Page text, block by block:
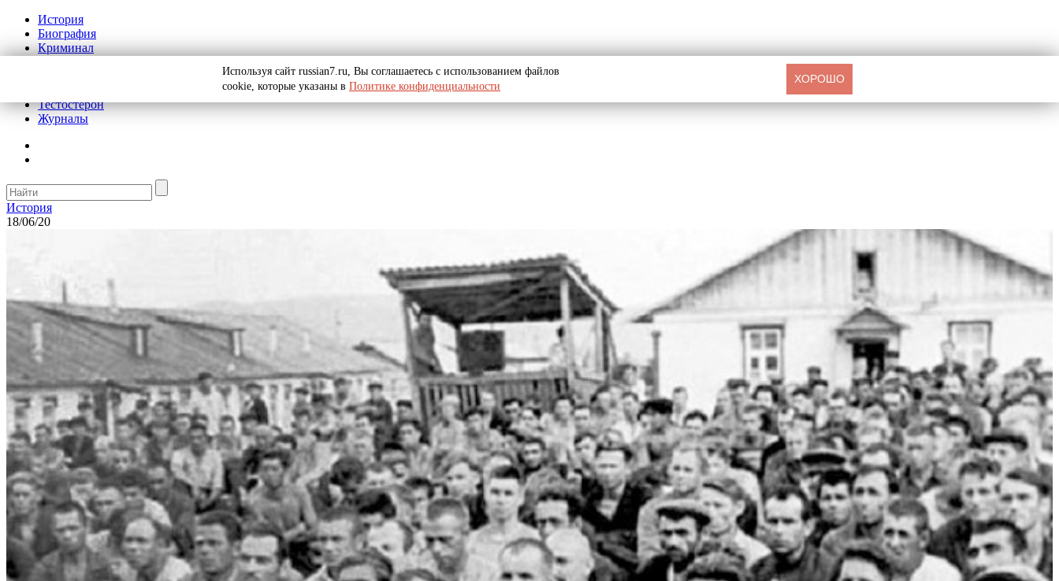
История
Биография
Криминал
Тестостерон
Журналы
История
18/06/20
Используя сайт russian7.ru, Вы соглашаетесь с использованием файлов
cookie, которые указаны в Политике конфиденциальности
ХОРОШО